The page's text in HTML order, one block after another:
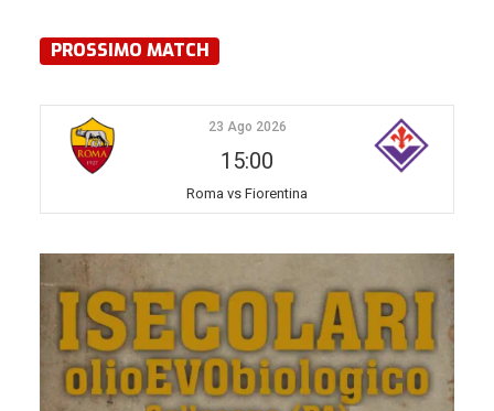
PROSSIMO MATCH
23 Ago 2026
15:00
Roma vs Fiorentina